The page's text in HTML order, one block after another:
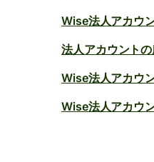
Wise法人アカウ
法人アカウント
Wise法人アカウ
Wise法人アカウ